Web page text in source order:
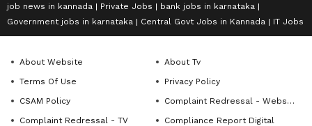
job news in kannada Private Jobs
bank jobs in karnataka
Government jobs in karnataka
Central Govt Jobs in Kannada IT Jobs
About Website
About Tv
Terms Of Use
Privacy Policy
CSAM Policy
Complaint Redressal - Website
Complaint Redressal - TV
Compliance Report Digital